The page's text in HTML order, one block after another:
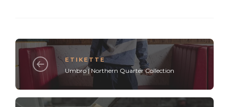
ETIKETTE
Umbro | Northern Quarter Collection